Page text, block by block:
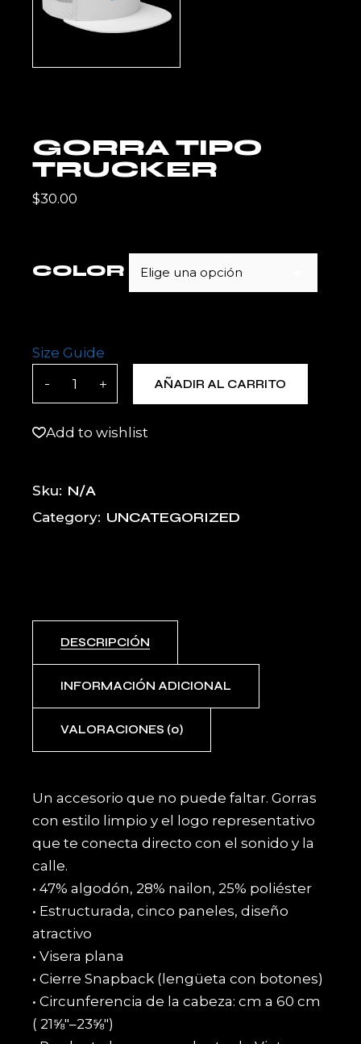
GORRA TIPO
TRUCKER
$30.00
COLOR Elige una opción
Size Guide
Gorra tipo trucker quantity
AÑADIR AL CARRITO
Add to wishlist
Sku: N/A
Category: UNCATEGORIZED
DESCRIPCIÓN
INFORMACIÓN ADICIONAL
VALORACIONES (0)
Un accesorio que no puede faltar. Gorras
con estilo limpio y el logo representativo
que te conecta directo con el sonido y la
calle.
• 47% algodón, 28% nailon, 25% poliéster
• Estructurada, cinco paneles, diseño
atractivo
• Visera plana
• Cierre Snapback (lengüeta con botones)
• Circunferencia de la cabeza: cm a 60 cm
( 21⅝″–23⅝″)